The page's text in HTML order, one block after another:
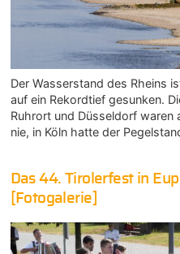
Der Wasserstand des Rheins
auf ein Rekordtief gesunken.
Ruhrort und Düsseldorf
nie, in Köln hatte der
Das 44. Tirolerfest in
[Fotogalerie]